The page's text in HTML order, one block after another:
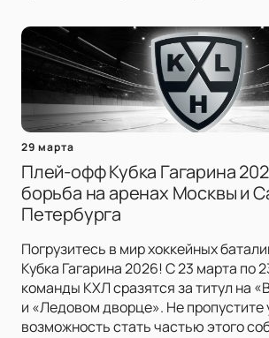
29 марта
Плей-офф Кубка Гагарина
борьба на аренах Москвы и
Петербурга
Погрузитесь в мир хоккейных
Кубка Гагарина 2026! С 23 марта по
команды КХЛ сразятся за титул на
и «Ледовом дворце». Не пропустите
возможность стать частью этого